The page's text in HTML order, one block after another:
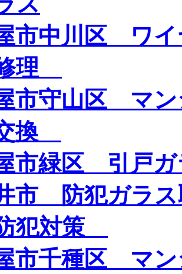
市中川区 ワ
理
市守山区 マン
換
市緑区 引戸
市 防犯ガラ
犯対策
市千種区 マン